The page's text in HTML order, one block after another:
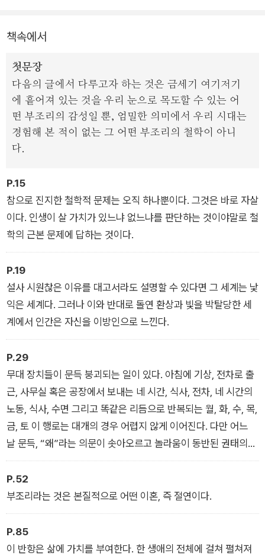
책속에서
첫문장
다음의 글에서 다루고자 하는 것은 금세기 여기저기
에 흩어져 있는 것을 우리 눈으로 목도할 수 있는 어
떤 부조리의 감성일 뿐, 엄밀한 의미에서 우리 시대는
경험해 본 적이 없는 그 어떤 부조리의 철학이 아니
다.
P.15
참으로 진지한 철학적 문제는 오직 하나뿐이다. 그것은 바로 자살
이다. 인생이 살 가치가 있느냐 없느냐를 판단하는 것이야말로 철
학의 근본 문제에 답하는 것이다.
P.19
설사 시원찮은 이유를 대고서라도 설명할 수 있다면 그 세계는 낯
익은 세계다. 그러나 이와 반대로 돌연 환상과 빛을 박탈당한 세
계에서 인간은 자신을 이방인으로 느낀다.
P.29
무대 장치들이 문득 붕괴되는 일이 있다. 아침에 기상, 전차로 출
근, 사무실 혹은 공장에서 보내는 네 시간, 식사, 전차, 네 시간의
노동, 식사, 수면 그리고 똑같은 리듬으로 반복되는 월, 화, 수, 목,
금, 토 이 행로는 대개의 경우 어렵지 않게 이어진다. 다만 어느
날 문득, “왜”라는 의문이 솟아오르고 놀라움이 동반된 권태의
느낌 속에서 모든 일이 시작된다.
P.52
부조리라는 것은 본질적으로 어떤 이혼, 즉 절연이다.
P.85
이 반항은 삶에 가치를 부여한다. 한 생애의 전체에 걸쳐 펼쳐져